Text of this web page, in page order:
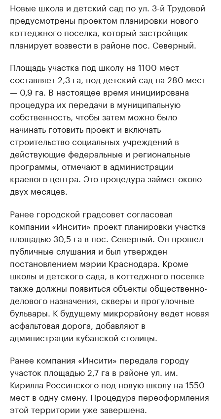
Новые школа и детский сад по ул. 3-й Трудовой
предусмотрены проектом планировки нового
коттеджного поселка, который застройщик
планирует возвести в районе пос. Северный.
Площадь участка под школу на 1100 мест
составляет 2,3 га, под детский сад на 280 мест
— 0,9 га. В настоящее время инициирована
процедура их передачи в муниципальную
собственность, чтобы затем можно было
начинать готовить проект и включать
строительство социальных учреждений в
действующие федеральные и региональные
программы, отмечают в администрации
краевого центра. Это процедура займет около
двух месяцев.
Ранее городской градсовет согласовал
компании «Инсити» проект планировки участка
площадью 30,5 га в пос. Северный. Он прошел
публичные слушания и был утвержден
постановлением мэрии Краснодара. Кроме
школы и детского сада, в коттеджного поселке
также должны появиться объекты общественно-
делового назначения, скверы и прогулочные
бульвары. К будущему микрорайону ведет новая
асфальтовая дорога, добавляют в
администрации кубанской столицы.
Ранее компания «Инсити» передала городу
участок площадью 2,7 га в районе ул. им.
Кирилла Россинского под новую школу на 1550
мест в одну смену. Процедура переоформления
этой территории уже завершена.